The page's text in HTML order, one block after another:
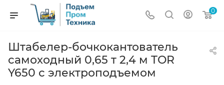
0
Штабелер-бочкокантователь
самоходный 0,65 т 2,4 м TOR
Y650 с электроподъемом